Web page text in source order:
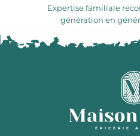
Expertise familiale
génération en
ÉPICERIE